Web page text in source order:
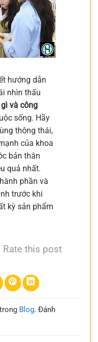
hướng dẫn
nhìn thấu
và công
sống. Hãy
thông thái,
của khoa
bản thân
quả nhất.
phần và
trước khi
kỳ sản phẩm
Rate this post
Blog. Đánh